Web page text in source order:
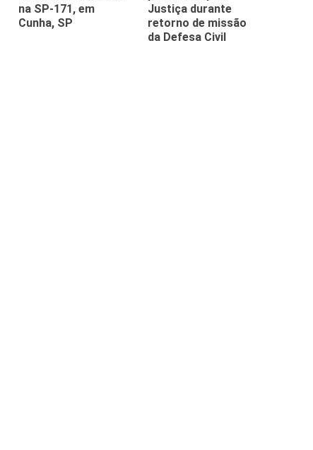
na SP-171, em
Cunha, SP
Justiça durante
retorno de missão
da Defesa Civil